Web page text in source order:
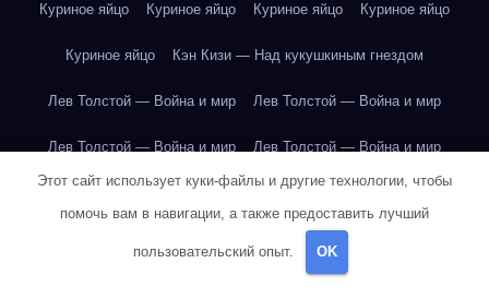
Куриное яйцо Куриное яйцо Куриное яйцо Куриное яйцо
Куриное яйцо Кэн Кизи — Над кукушкиным гнездом
Лев Толстой — Война и мир Лев Толстой — Война и мир
Лев Толстой — Война и мир Лев Толстой — Война и мир
Лев Толстой — Война и мир Лев Толстой — Война и мир
Лев Толстой — Война и мир
Этот сайт использует куки-файлы и другие технологии, чтобы
помочь вам в навигации, а также предоставить лучший
пользовательский опыт. OK